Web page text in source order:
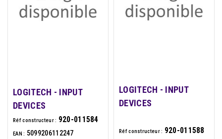
LOGITECH - INPUT
DEVICES
Réf constructeur : 920-011584
EAN : 5099206112247
LOGITECH - INPUT
DEVICES
Réf constructeur : 920-011588